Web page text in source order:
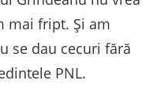
mai fript. Și am
se dau cecuri fără
PNL.